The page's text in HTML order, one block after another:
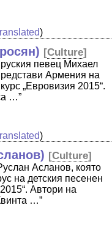
)
[Culture]
певец Михаел
Армения на
„Евровизия 2015“.
…”
)
[Culture]
Асланов, която
на детския песенен
Автори на
…”